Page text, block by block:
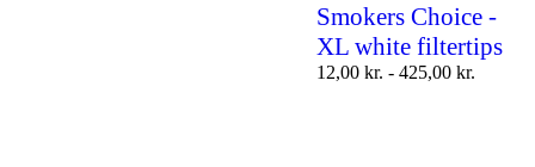
Smokers Choice -
XL white filtertips
12,00 kr. - 425,00 kr.